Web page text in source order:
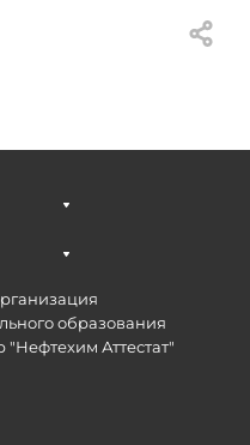
образования
Аттестат"